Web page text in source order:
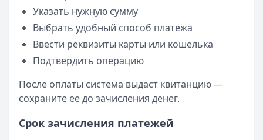
Указать нужную сумму
Выбрать удобный способ платежа
Ввести реквизиты карты или кошелька
Подтвердить операцию
После оплаты система выдаст квитанцию —
сохраните ее до зачисления денег.
Срок зачисления платежей